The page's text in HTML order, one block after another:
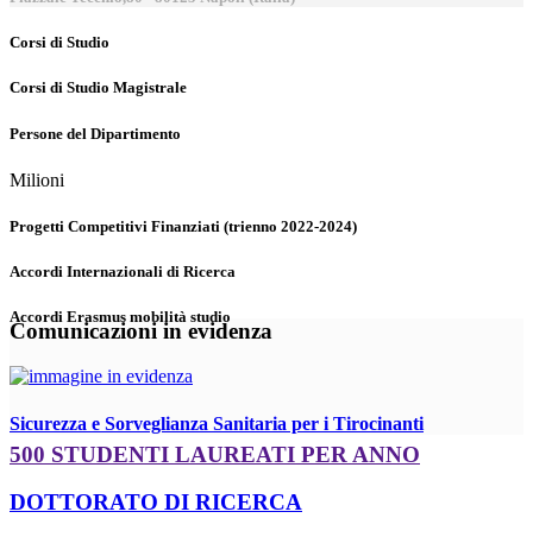
Corsi di Studio
Corsi di Studio Magistrale
Persone del Dipartimento
Milioni
Progetti Competitivi Finanziati (trienno 2022-2024)
Accordi Internazionali di Ricerca
Accordi Erasmus mobilità studio
Comunicazioni in evidenza
Sicurezza e Sorveglianza Sanitaria per i Tirocinanti
500 STUDENTI LAUREATI PER ANNO
DOTTORATO DI RICERCA